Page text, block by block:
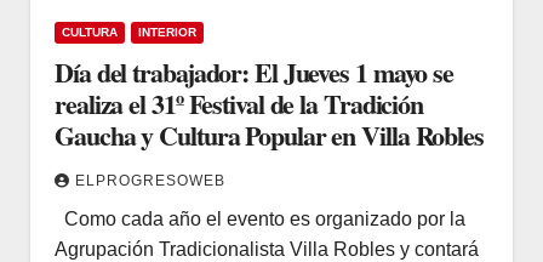
CULTURA INTERIOR
Día del trabajador: El Jueves 1 mayo se
realiza el 31º Festival de la Tradición
Gaucha y Cultura Popular en Villa Robles
ELPROGRESOWEB
Como cada año el evento es organizado por la
Agrupación Tradicionalista Villa Robles y contará